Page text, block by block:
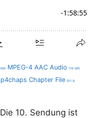
MB MPEG-4 AAC Audio 116 MB
Chapter File 911 B
10. Sendung ist